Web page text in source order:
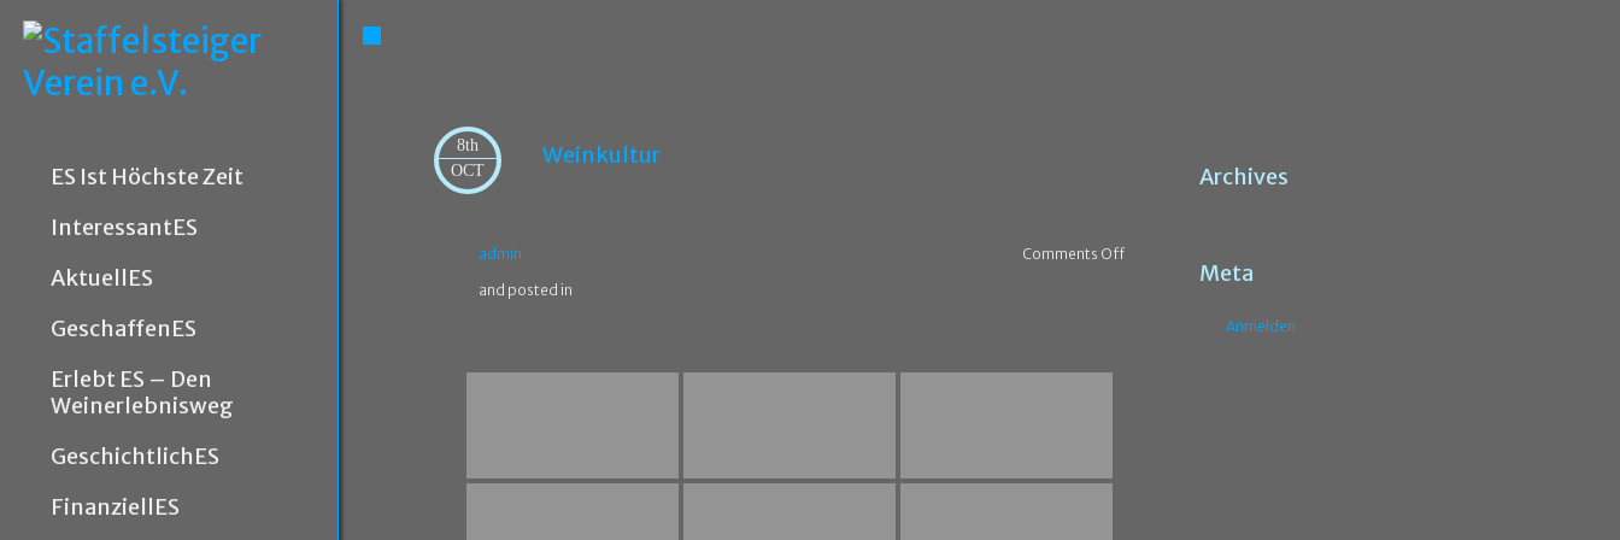
ES Ist Höchste Zeit
InteressantES
AktuellES
GeschaffenES
Erlebt ES – Den
Weinerlebnisweg
GeschichtlichES
FinanziellES
8th
OCT
Weinkultur
admin
Comments Off
and posted in
Archives
Meta
Anmelden